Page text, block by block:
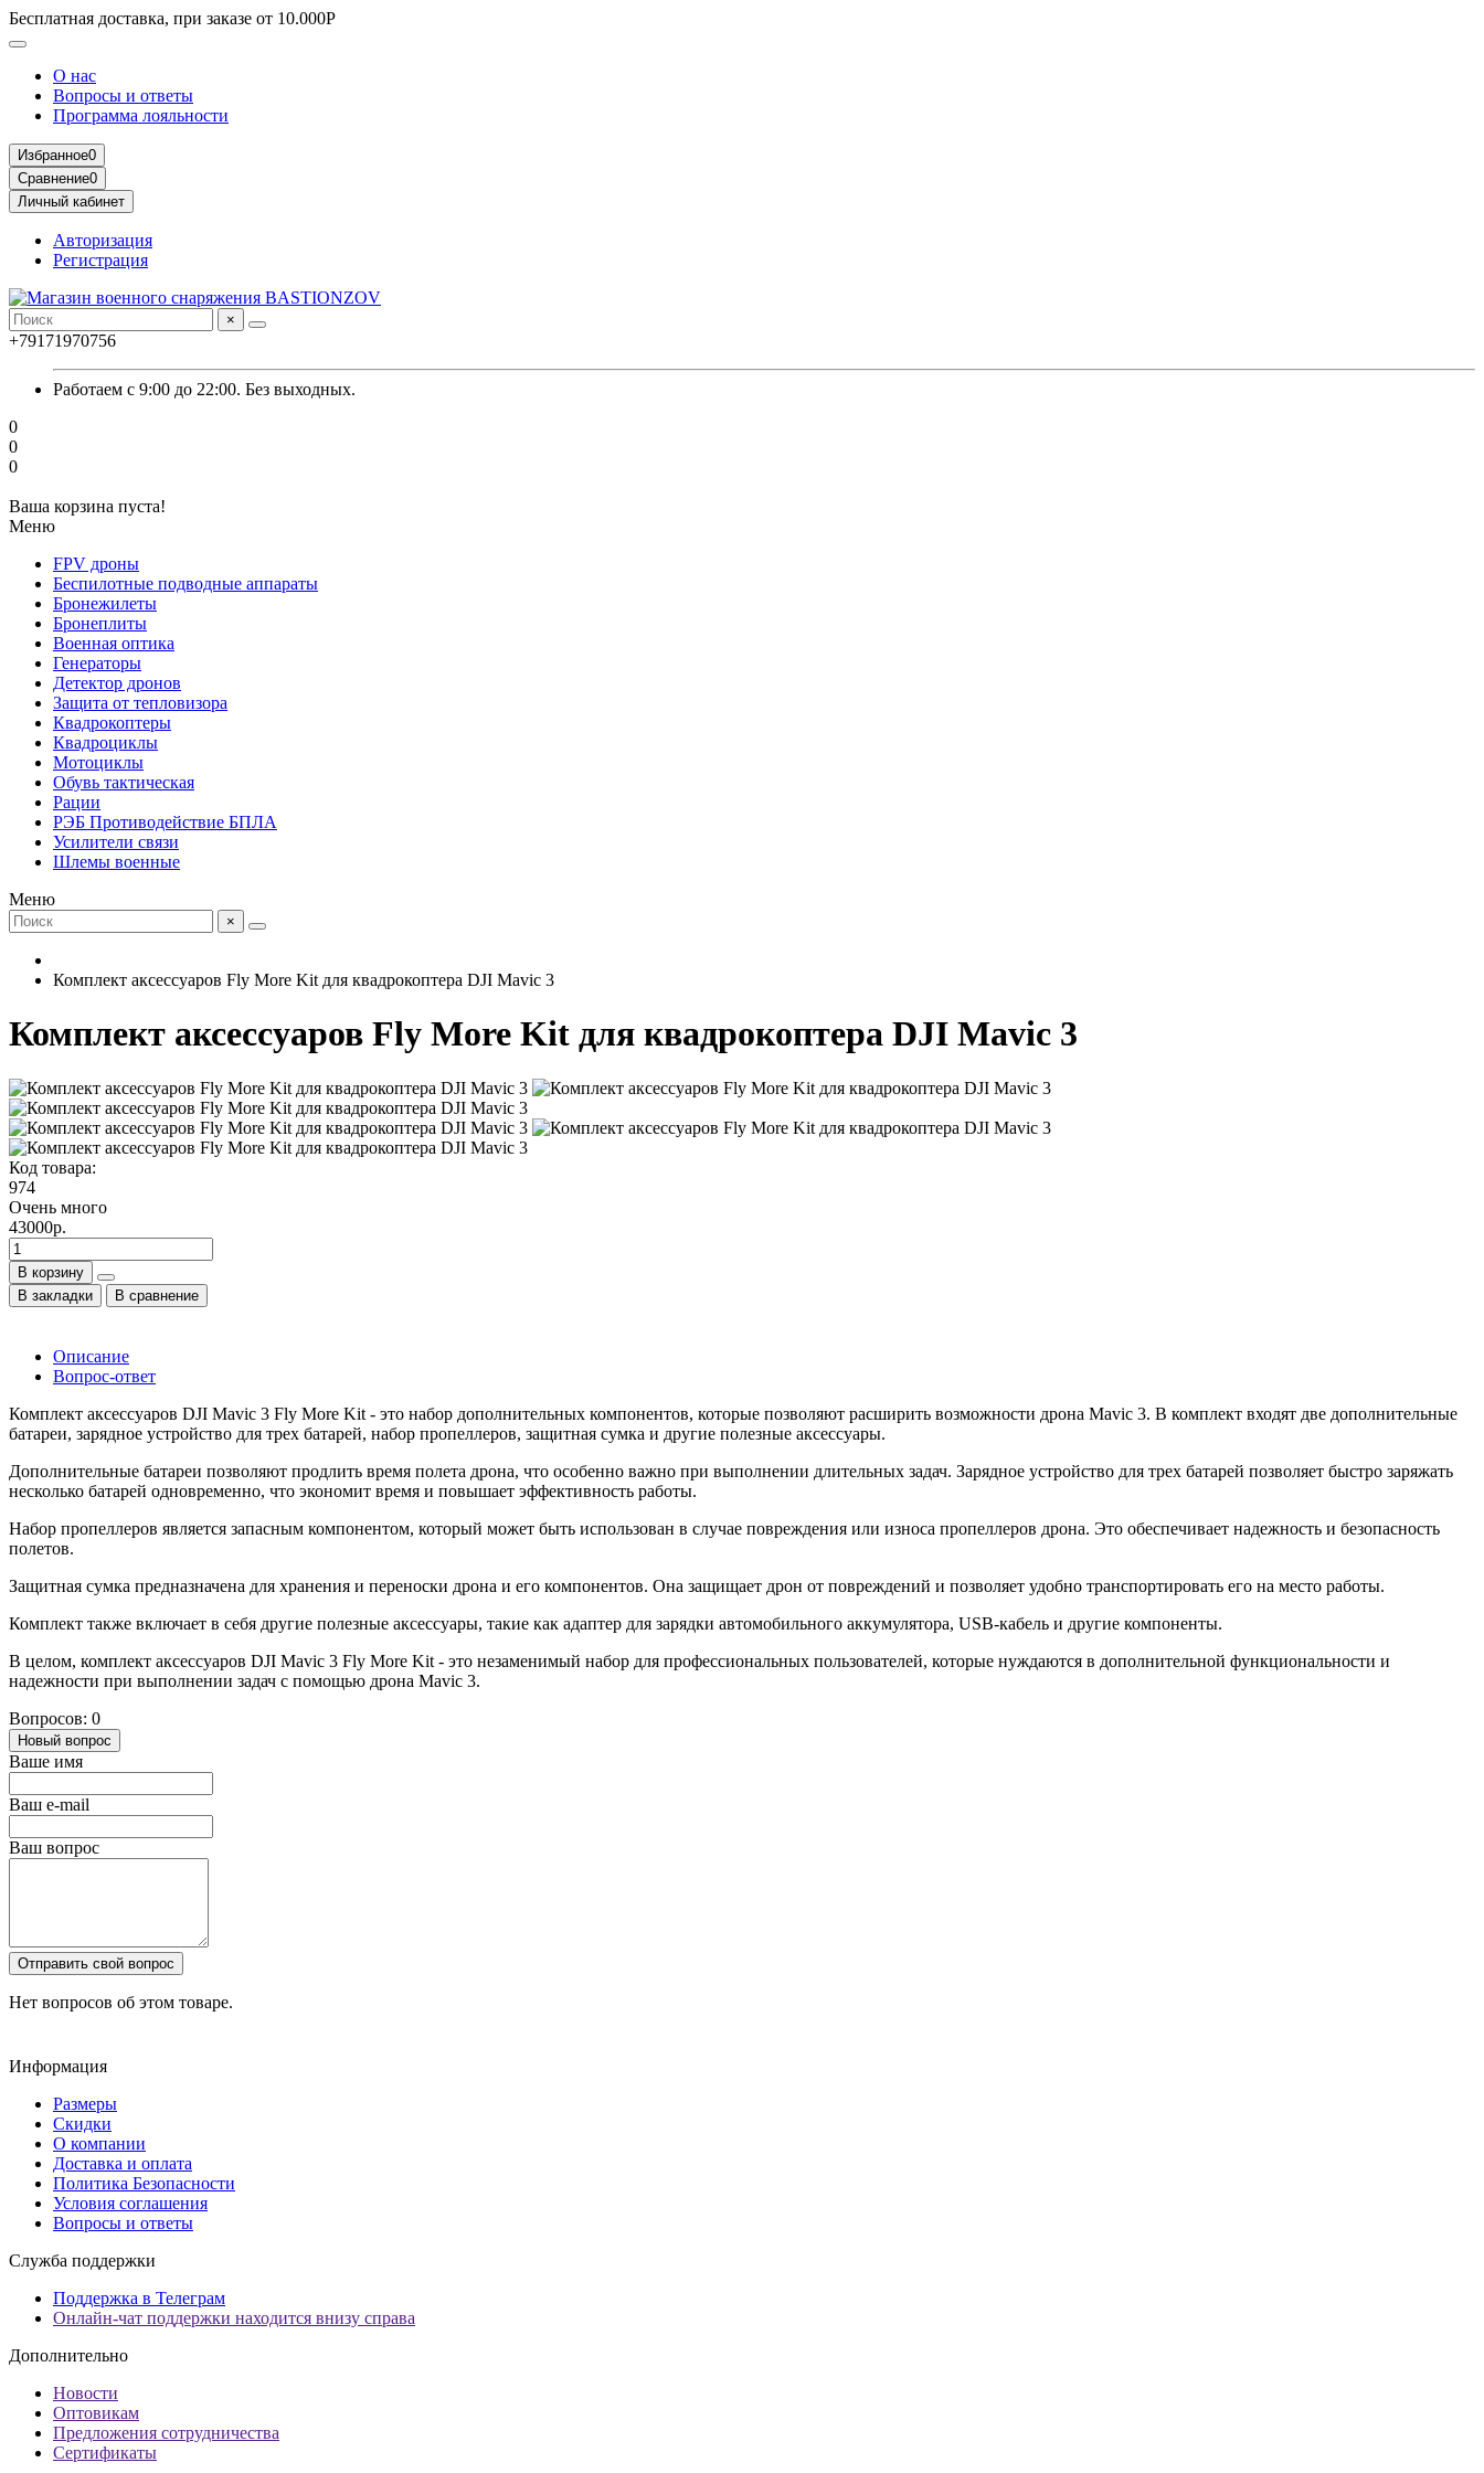
Бесплатная доставка, при заказе от 10.000Р
О нас
Вопросы и ответы
Программа лояльности
Избранное0
Сравнение0
Личный кабинет
Авторизация
Регистрация
×
+79171970756
Работаем с 9:00 до 22:00. Без выходных.
0
0
0
Ваша корзина пуста!
Меню
FPV дроны
Беспилотные подводные аппараты
Бронежилеты
Бронеплиты
Военная оптика
Генераторы
Детектор дронов
Защита от тепловизора
Квадрокоптеры
Квадроциклы
Мотоциклы
Обувь тактическая
Рации
РЭБ Противодействие БПЛА
Усилители связи
Шлемы военные
Меню
×
Комплект аксессуаров Fly More Kit для квадрокоптера DJI Mavic 3
Комплект аксессуаров Fly More Kit для квадрокоптера DJI Mavic 3
Код товара:
974
Очень много
43000р.
В корзину
В закладки
В сравнение
Описание
Вопрос-ответ
Комплект аксессуаров DJI Mavic 3 Fly More Kit - это набор дополнительных компонентов, которые позволяют расширить возможности дрона Mavic 3. В комплект входят две дополнительные
батареи, зарядное устройство для трех батарей, набор пропеллеров, защитная сумка и другие полезные аксессуары.
Дополнительные батареи позволяют продлить время полета дрона, что особенно важно при выполнении длительных задач. Зарядное устройство для трех батарей позволяет быстро заряжать
несколько батарей одновременно, что экономит время и повышает эффективность работы.
Набор пропеллеров является запасным компонентом, который может быть использован в случае повреждения или износа пропеллеров дрона. Это обеспечивает надежность и безопасность
полетов.
Защитная сумка предназначена для хранения и переноски дрона и его компонентов. Она защищает дрон от повреждений и позволяет удобно транспортировать его на место работы.
Комплект также включает в себя другие полезные аксессуары, такие как адаптер для зарядки автомобильного аккумулятора, USB-кабель и другие компоненты.
В целом, комплект аксессуаров DJI Mavic 3 Fly More Kit - это незаменимый набор для профессиональных пользователей, которые нуждаются в дополнительной функциональности и
надежности при выполнении задач с помощью дрона Mavic 3.
Вопросов: 0
Новый вопрос
Ваше имя
Ваш e-mail
Ваш вопрос
Отправить свой вопрос
Нет вопросов об этом товаре.
Информация
Размеры
Скидки
О компании
Доставка и оплата
Политика Безопасности
Условия соглашения
Вопросы и ответы
Служба поддержки
Поддержка в Телеграм
Онлайн-чат поддержки находится внизу справа
Дополнительно
Новости
Оптовикам
Предложения сотрудничества
Сертификаты